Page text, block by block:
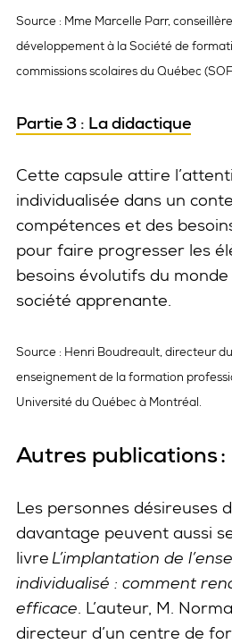
Source : Mme Marcelle Parr,
développement à la Société de
commissions scolaires du Québec
Partie 3 : La didactique
Cette capsule attire
individualisée dans un
compétences et des
pour faire progresser les
besoins évolutifs du
société apprenante.
Source : Henri Boudreault, directeur
enseignement de la formation
Université du Québec à Montréal.
Autres publications :
Les personnes désireuses
davantage peuvent aussi
livreL’implantation de
individualisé : comment
efficace. L’auteur, M.
directeur d’un centre de